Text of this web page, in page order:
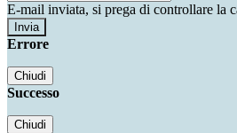
E-mail inviata, si prega di controllare la
Errore
Chiudi
Successo
Chiudi